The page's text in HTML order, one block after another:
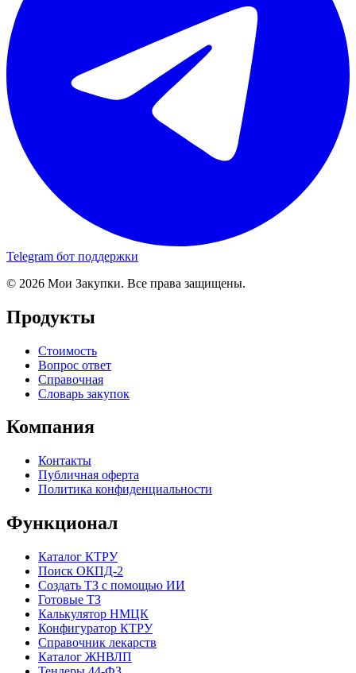
Telegram бот поддержки
© 2026 Мои Закупки. Все права защищены.
Продукты
Стоимость
Вопрос ответ
Справочная
Словарь закупок
Компания
Контакты
Публичная оферта
Политика конфиденциальности
Функционал
Каталог КТРУ
Поиск ОКПД-2
Создать ТЗ с помощью ИИ
Готовые ТЗ
Калькулятор НМЦК
Конфигуратор КТРУ
Справочник лекарств
Каталог ЖНВЛП